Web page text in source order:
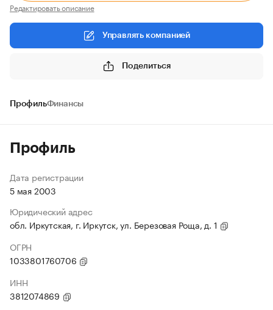
Редактировать описание
Управлять компанией
Поделиться
ПрофильФинансы
Профиль
Дата регистрации
5 мая 2003
Юридический адрес
обл. Иркутская, г. Иркутск, ул. Березовая Роща, д. 1
ОГРН
1033801760706
ИНН
3812074869